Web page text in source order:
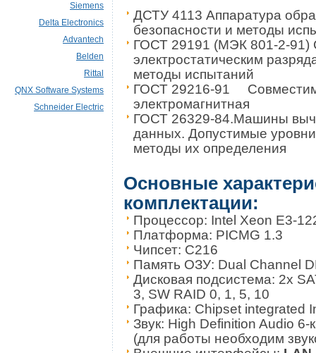
Siemens
Delta Electronics
Advantech
Belden
Rittal
QNX Software Systems
Schneider Electric
ДСТУ 4113 Аппаратура
безопасности и методы
ГОСТ 29191 (МЭК 801-2-91)
электростатическим
методы испытаний
ГОСТ 29216-91
электромагнитная
ГОСТ 26329-84.Машины
данных. Допустимые
методы их определения
Основные
комплектации:
Процессор: Intel Xeon E3-
Платформа: PICMG 1.3
Чипсет: С216
Память ОЗУ: Dual Channel
Дисковая подсистема: 2x
3, SW RAID 0, 1, 5, 10
Графика: Chipset integrated
Звук: High Definition Audio
(для работы необходим